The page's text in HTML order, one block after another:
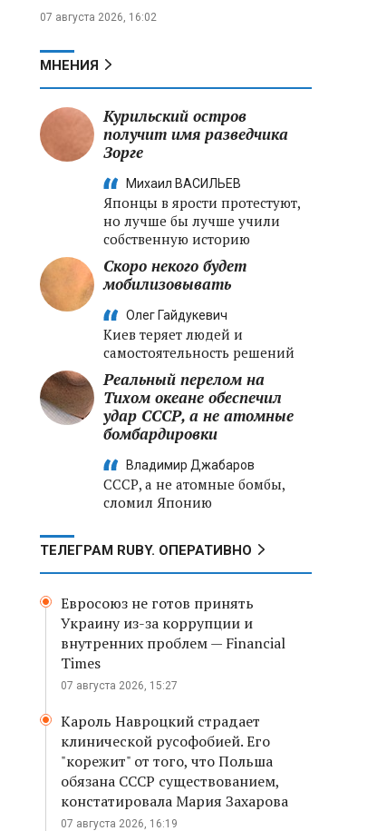
07 августа 2026, 16:02
МНЕНИЯ
Курильский остров
получит имя разведчика
Зорге
Михаил ВАСИЛЬЕВ
Японцы в ярости протестуют,
но лучше бы лучше учили
собственную историю
Скоро некого будет
мобилизовывать
Олег Гайдукевич
Киев теряет людей и
самостоятельность решений
Реальный перелом на
Тихом океане обеспечил
удар СССР, а не атомные
бомбардировки
Владимир Джабаров
СССР, а не атомные бомбы,
сломил Японию
ТЕЛЕГРАМ RUBY. ОПЕРАТИВНО
Евросоюз не готов принять
Украину из-за коррупции и
внутренних проблем — Financial
Times
07 августа 2026, 15:27
Кароль Навроцкий страдает
клинической русофобией. Его
"корежит" от того, что Польша
обязана СССР существованием,
констатировала Мария Захарова
07 августа 2026, 16:19